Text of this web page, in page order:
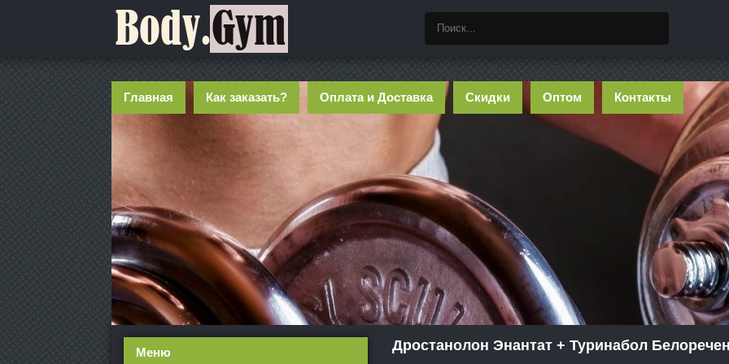
Главная Как заказать? Оплата и Доставка Скидки Оптом Контакты
Дростанолон Энантат + Туринабол
Меню